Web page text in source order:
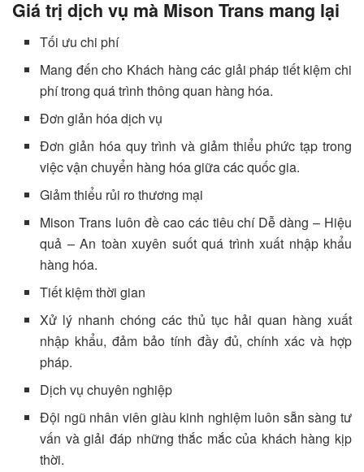
Giá trị dịch vụ mà Mison Trans mang lại
Tối ưu chi phí
Mang đến cho Khách hàng các giải pháp tiết kiệm chi
phí trong quá trình thông quan hàng hóa.
Đơn giản hóa dịch vụ
Đơn giản hóa quy trình và giảm thiểu phức tạp trong
việc vận chuyển hàng hóa giữa các quốc gia.
Giảm thiểu rủi ro thương mại
Mison Trans luôn đề cao các tiêu chí Dễ dàng – Hiệu
quả – An toàn xuyên suốt quá trình xuất nhập khẩu
hàng hóa.
Tiết kiệm thời gian
Xử lý nhanh chóng các thủ tục hải quan hàng xuất
nhập khẩu, đảm bảo tính đầy đủ, chính xác và hợp
pháp.
Dịch vụ chuyên nghiệp
Đội ngũ nhân viên giàu kinh nghiệm luôn sẵn sàng tư
vấn và giải đáp những thắc mắc của khách hàng kịp
thời.